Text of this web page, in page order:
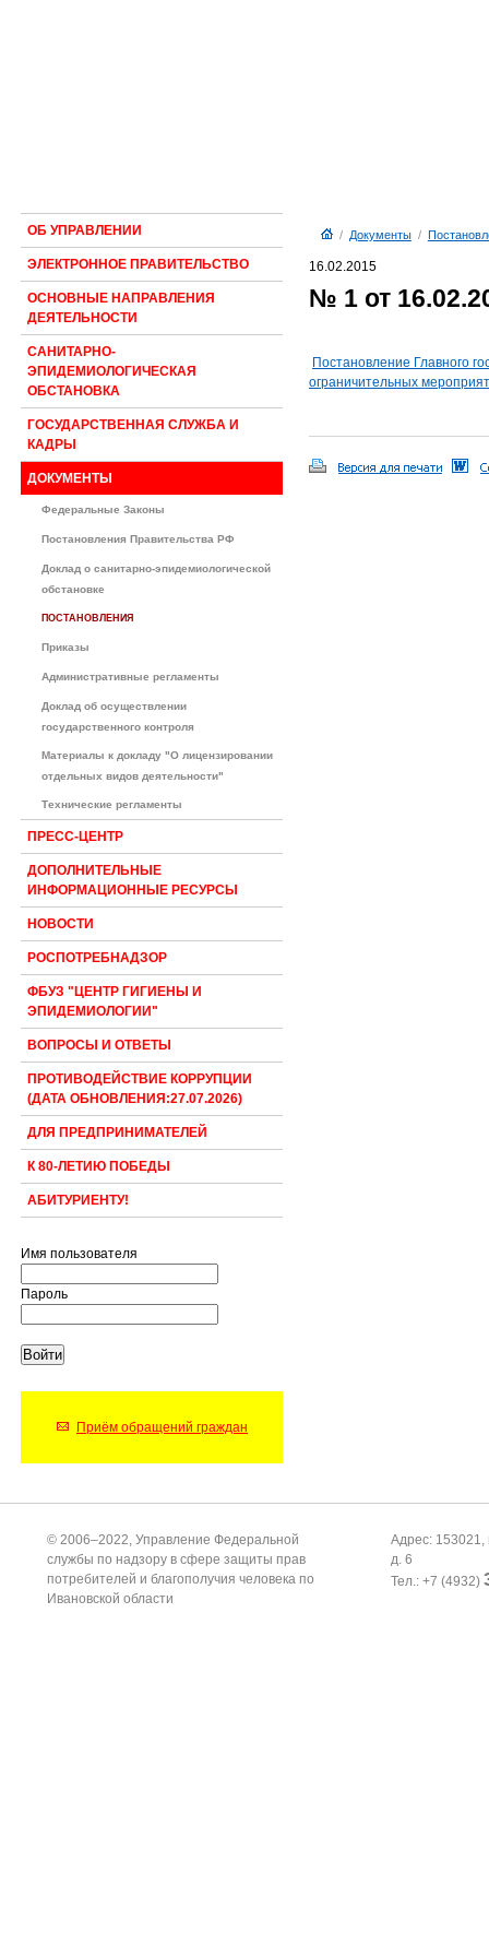
ОБ УПРАВЛЕНИИ
ЭЛЕКТРОННОЕ ПРАВИТЕЛЬСТВО
ОСНОВНЫЕ НАПРАВЛЕНИЯ
ДЕЯТЕЛЬНОСТИ
САНИТАРНО-
ЭПИДЕМИОЛОГИЧЕСКАЯ
ОБСТАНОВКА
ГОСУДАРСТВЕННАЯ СЛУЖБА И
КАДРЫ
ДОКУМЕНТЫ
Федеральные Законы
Постановления Правительства РФ
Доклад о санитарно-эпидемиологической
обстановке
ПОСТАНОВЛЕНИЯ
Приказы
Административные регламенты
Доклад об осуществлении
государственного контроля
Материалы к докладу "О лицензировании
отдельных видов деятельности"
Технические регламенты
ПРЕСС-ЦЕНТР
ДОПОЛНИТЕЛЬНЫЕ
ИНФОРМАЦИОННЫЕ РЕСУРСЫ
НОВОСТИ
РОСПОТРЕБНАДЗОР
ФБУЗ "ЦЕНТР ГИГИЕНЫ И
ЭПИДЕМИОЛОГИИ"
ВОПРОСЫ И ОТВЕТЫ
ПРОТИВОДЕЙСТВИЕ КОРРУПЦИИ
(ДАТА ОБНОВЛЕНИЯ:27.07.2026)
ДЛЯ ПРЕДПРИНИМАТЕЛЕЙ
К 80-ЛЕТИЮ ПОБЕДЫ
АБИТУРИЕНТУ!
Имя пользователя
Пароль
Приём обращений граждан
/ Документы/
16.02.2015
№ 1 от
Постановление Главного
ограничительных
© 2006–2022, Управление Федеральной
службы по надзору в сфере защиты прав
потребителей и благополучия человека по
Ивановской области
Адрес: 153021,
д. 6
Тел.: +7 (4932)